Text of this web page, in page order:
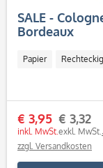
SALE -
Bordeaux
Papier Rechteckig
€ 3,95
inkl. MwSt.
€ 3,32
exkl. MwSt.
zzgl. Versandkosten